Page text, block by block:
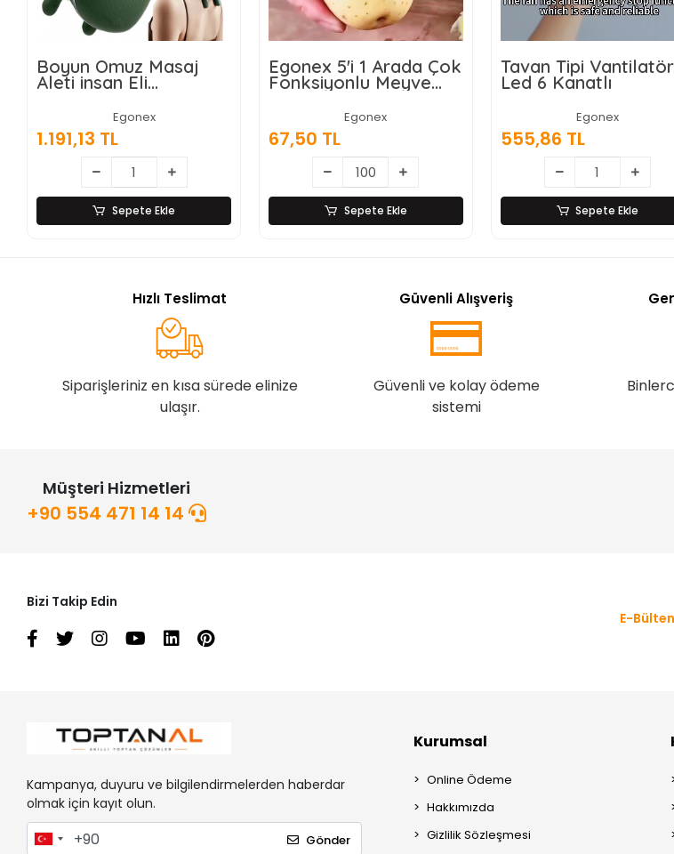
Boyun Omuz Masaj
Aleti insan Eli
Egonex
1.191,13 TL
Sepete Ekle
Egonex 5'i 1 Arada Çok
Fonksiyonlu Meyve
Sebze Soyacağı,
Jülyen Dilimleyici ve
Şişe Açacağı – Ahşap
Saplı Paslanmaz Çelik
Egonex
67,50 TL
Sepete Ekle
Tavan Tipi Vantilatör
Led 6 Kanatlı
Egonex
555,86 TL
Sepete Ekle
Hızlı Teslimat
Siparişleriniz en kısa sürede elinize
ulaşır.
Güvenli Alışveriş
Güvenli ve kolay ödeme
sistemi
Müşteri Hizmetleri
+90 554 471 14 14
Bizi Takip Edin
E-
Kampanya, duyuru ve bilgilendirmelerden haberdar
olmak için kayıt olun.
Gönder
Kurumsal
Online Ödeme
Hakkımızda
Gizlilik Sözleşmesi